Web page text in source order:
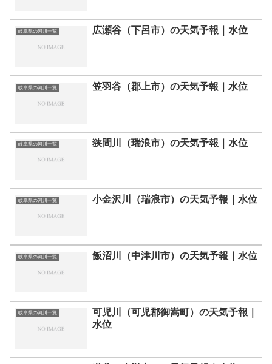
岐阜県の河川一覧 広瀬谷（下呂市）の天気予報｜水位
岐阜県の河川一覧 笠羽谷（郡上市）の天気予報｜水位
岐阜県の河川一覧 狭間川（瑞浪市）の天気予報｜水位
岐阜県の河川一覧 小金沢川（瑞浪市）の天気予報｜水位
岐阜県の河川一覧 飯沼川（中津川市）の天気予報｜水位
岐阜県の河川一覧
可児川（可児郡御嵩町）の天気予報｜
水位